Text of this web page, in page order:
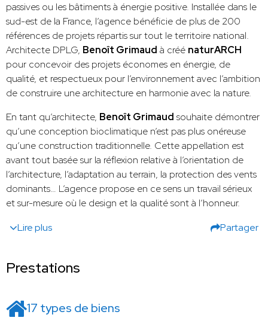
passives ou les bâtiments à énergie positive. Installée dans le
sud-est de la France, l’agence bénéficie de plus de 200
références de projets répartis sur tout le territoire national.
Architecte DPLG, Benoît Grimaud à créé naturARCH
pour concevoir des projets économes en énergie, de
qualité, et respectueux pour l’environnement avec l’ambition
de construire une architecture en harmonie avec la nature.
En tant qu’architecte, Benoît Grimaud souhaite démontrer
qu’une conception bioclimatique n’est pas plus onéreuse
qu’une construction traditionnelle. Cette appellation est
avant tout basée sur la réflexion relative à l’orientation de
l’architecture, l’adaptation au terrain, la protection des vents
dominants… L’agence propose en ce sens un travail sérieux
et sur-mesure où le design et la qualité sont à l’honneur.
Lire plus
Partager
Prestations
17 types de biens